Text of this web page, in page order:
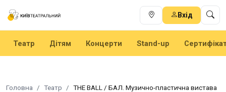
Вхід
Театр Дітям Концерти Stand-up
Головна Театр THE BALL / БАЛ. Музично-пластична вистава